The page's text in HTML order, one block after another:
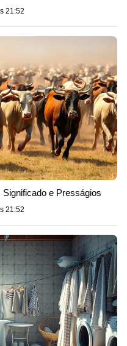
21:52
e Presságios
21:52